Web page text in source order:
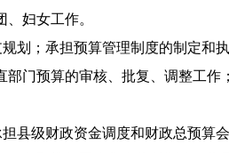
妇女工作。
；承担预算管理制度的制定和
门预算的审核、批复、调整工
级财政资金调度和财政总预算